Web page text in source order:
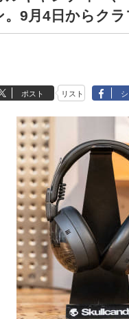
。9月4日からク
ポスト リスト